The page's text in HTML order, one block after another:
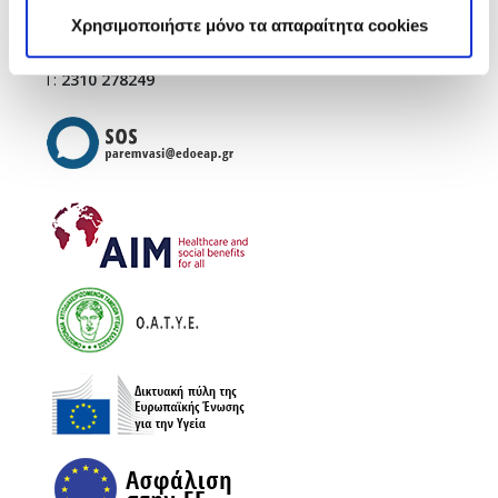
Χρησιμοποιήστε μόνο τα απαραίτητα cookies
infothes@edoeap.gr
Βασ. Ηρακλείου 40Τ.Κ. 546 23 (φυσικοθεραπευτήριο)
Τ:2310 278249